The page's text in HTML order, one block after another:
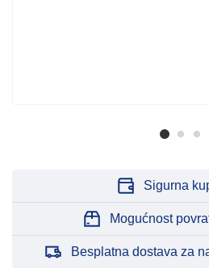
Sigurna
Mogućnost
Besplatna dostava za